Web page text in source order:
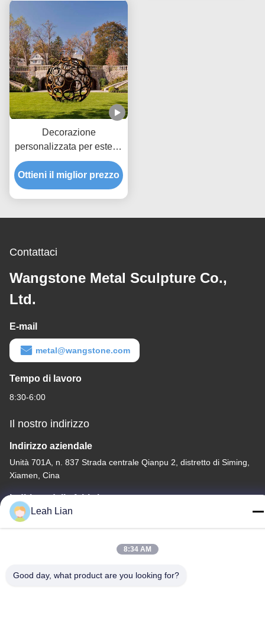
Decorazione
personalizzata per esterni
o giardino, sfera cava in
acciaio Corten
Ottieni il miglior prezzo
Contattaci
Wangstone Metal Sculpture Co.,
Ltd.
E-mail
metal@wangstone.com
Tempo di lavoro
8:30-6:00
Il nostro indirizzo
Indirizzo aziendale
Unità 701A, n. 837 Strada centrale Qianpu 2, distretto di Siming,
Xiamen, Cina
Indirizzo della fabbrica
No. 72, Yongjun Road, villaggio Wufeng, città di Chongwu,
Quanzhou, Fujian, Cina
Leah Lian
8:34 AM
Good day, what product are you looking for?